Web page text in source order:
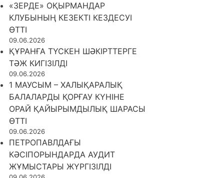
«ЗЕРДЕ» ОҚЫРМАНДАР
КЛУБЫНЫҢ КЕЗЕКТІ КЕЗДЕСУІ
ӨТТІ
09.06.2026
ҚҰРАНҒА ТҮСКЕН ШӘКІРТТЕРГЕ
ТӘЖ КИГІЗІЛДІ
09.06.2026
1 МАУСЫМ – ХАЛЫҚАРАЛЫҚ
БАЛАЛАРДЫ ҚОРҒАУ КҮНІНЕ
ОРАЙ ҚАЙЫРЫМДЫЛЫҚ ШАРАСЫ
ӨТТІ
09.06.2026
ПЕТРОПАВЛДАҒЫ
КӘСІПОРЫНДАРДА АУДИТ
ЖҰМЫСТАРЫ ЖҮРГІЗІЛДІ